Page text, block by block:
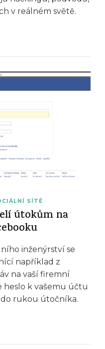
v reálném světě.
SÍTĚ
útokům na
inženýrství se
například z
na vaší firemní
heslo k vašemu účtu
do rukou útočníka.